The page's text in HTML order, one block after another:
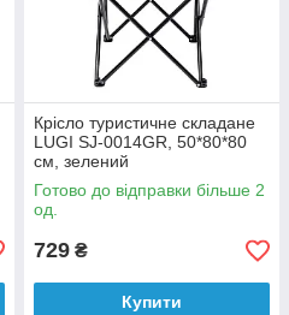
Крісло туристичне складане
LUGI SJ-0014GR, 50*80*80
см, зелений
Готово до відправки більше 2
од.
729 ₴
Купити